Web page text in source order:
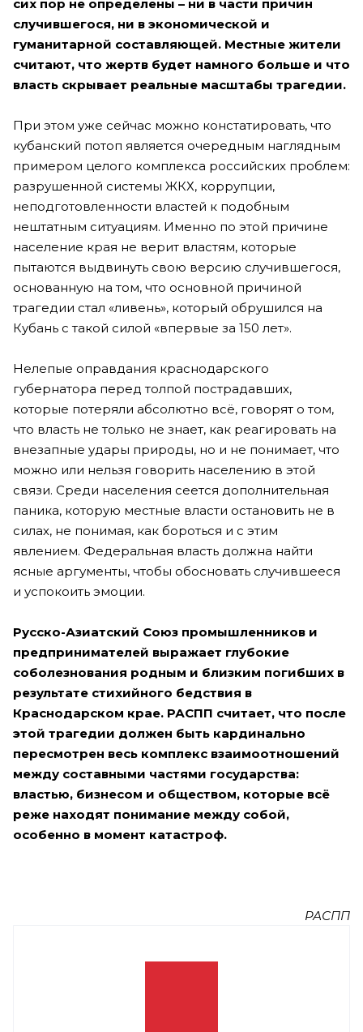
сих пор не определены – ни в части причин
случившегося, ни в экономической и
гуманитарной составляющей. Местные жители
считают, что жертв будет намного больше и что
власть скрывает реальные масштабы трагедии.
При этом уже сейчас можно констатировать, что
кубанский потоп является очередным наглядным
примером целого комплекса российских проблем:
разрушенной системы ЖКХ, коррупции,
неподготовленности властей к подобным
нештатным ситуациям. Именно по этой причине
население края не верит властям, которые
пытаются выдвинуть свою версию случившегося,
основанную на том, что основной причиной
трагедии стал «ливень», который обрушился на
Кубань с такой силой «впервые за 150 лет».
Нелепые оправдания краснодарского
губернатора перед толпой пострадавших,
которые потеряли абсолютно всё, говорят о том,
что власть не только не знает, как реагировать на
внезапные удары природы, но и не понимает, что
можно или нельзя говорить населению в этой
связи. Среди населения сеется дополнительная
паника, которую местные власти остановить не в
силах, не понимая, как бороться и с этим
явлением. Федеральная власть должна найти
ясные аргументы, чтобы обосновать случившееся
и успокоить эмоции.
Русско-Азиатский Союз промышленников и
предпринимателей выражает глубокие
соболезнования родным и близким погибших в
результате стихийного бедствия в
Краснодарском крае. РАСПП считает, что после
этой трагедии должен быть кардинально
пересмотрен весь комплекс взаимоотношений
между составными частями государства:
властью, бизнесом и обществом, которые всё
реже находят понимание между собой,
особенно в момент катастроф.
РАСПП